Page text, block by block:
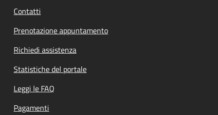
Contatti
Prenotazione appuntamento
Richiedi assistenza
Statistiche del portale
Leggi le FAQ
Pagamenti